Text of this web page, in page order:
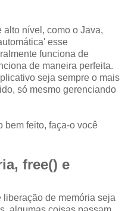
alto nível, como o Java,
esse
funciona de
de maneira perfeita.
seja sempre o mais
só mesmo gerenciando
bem feito, faça-o você
free() e
de memória seja